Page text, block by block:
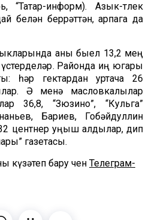
“Татар-информ). Азык-төлек
белән беррәттән, арпага да
аны быел 13,2 мең
Районда иң югары
һәр гектардан уртача 26
Ә менә масловкалылар
36,8, “Зюзино”, “Кульга”
Бариев, Гобәйдуллин
центнер уңыш алдылар, дип
газетасы.
бару өчен Телеграм-